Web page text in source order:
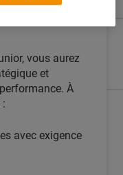
vous aurez
et
À
avec exigence